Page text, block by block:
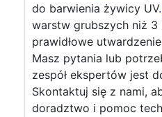
do barwienia żywicy UV.
warstw grubszych niż 3
prawidłowe
Masz pytania lub
zespół ekspertów jest
Skontaktuj się z nami,
doradztwo i pomoc